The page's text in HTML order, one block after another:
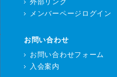
メンバーページログイン
お問い合わせ
お問い合わせフォーム
入会案内